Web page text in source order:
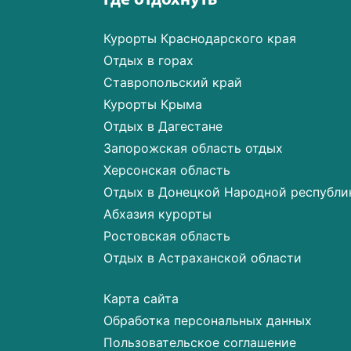
Курорты Краснодарского края
Отдых в горах
Ставропольский край
Курорты Крыма
Отдых в Дагестане
Запорожская область отдых
Херсонская область
Отдых в Донецкой Народной
Абхазия курорты
Ростовская область
Отдых в Астраханской области
Карта сайта
Обработка персональных данных
Пользовательское соглашение